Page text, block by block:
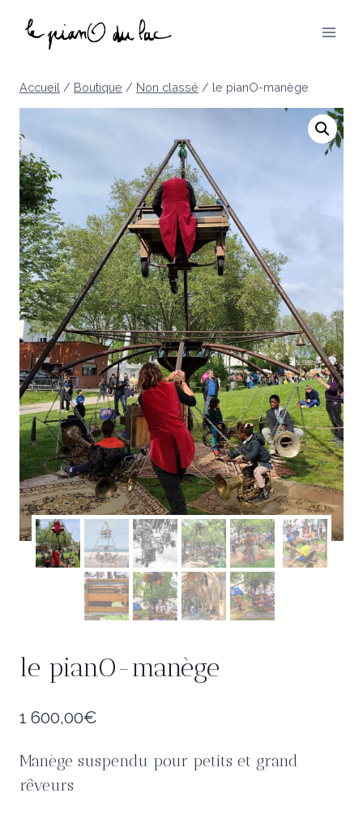
contenu
Accueil / Boutique / Non classé / le pianO-manège
le pianO-manège
1 600,00€
Manège suspendu pour petits et grand
rêveurs